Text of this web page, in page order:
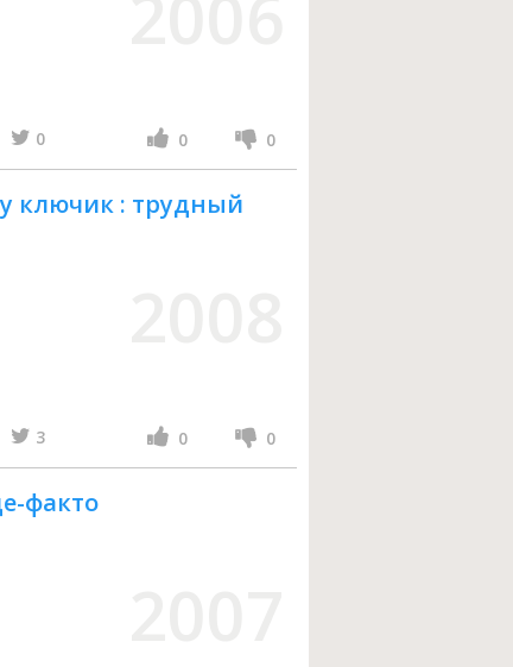
0 0 0
ключик : трудный
3 0 0
факто